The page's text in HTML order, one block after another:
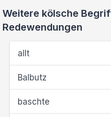
Weitere kölsche
Redewendungen
allt
Balbutz
baschte